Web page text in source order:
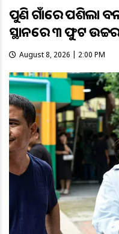
ପୁଣି ଗାଁରେ ପଶିଲା
ସ୍ଥାନରେ ୩ ଫୁଟ
August 8, 2026 | 2:00 PM